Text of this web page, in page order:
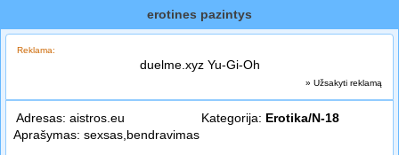
erotines pazintys
Reklama:
duelme.xyz Yu-Gi-Oh
» Užsakyti reklamą
Adresas: aistros.eu Kategorija: Erotika/N-18
Aprašymas: sexsas,bendravimas